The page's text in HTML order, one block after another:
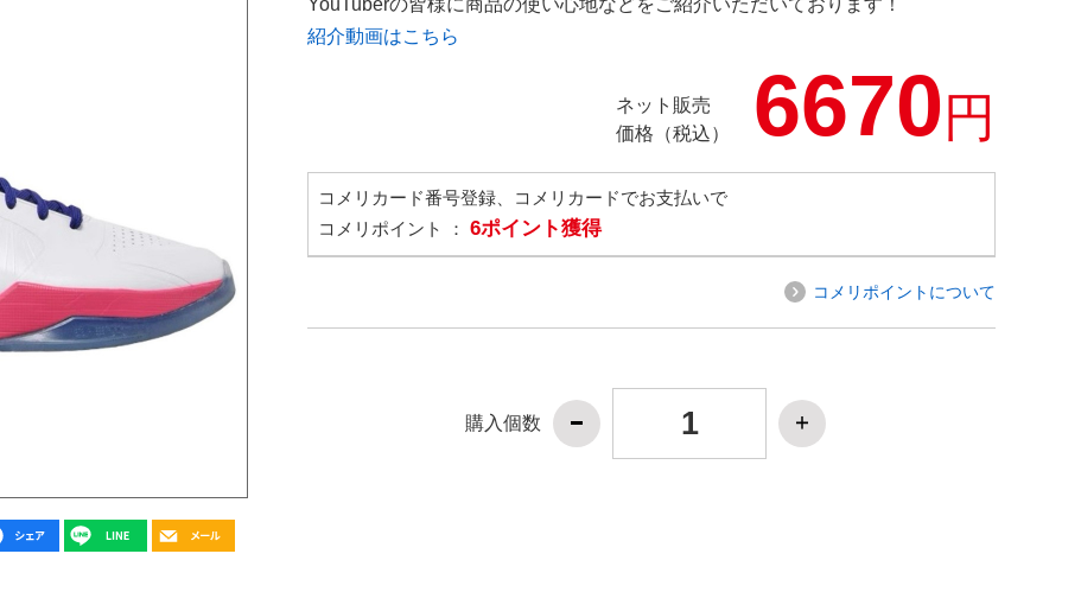
紹介動画はこちら
ネット販売
価格（税込）
6670円
コメリカード番号登録、コメリカードでお支払いで
コメリポイント ： 6ポイント獲得
コメリポイントについて
購入個数